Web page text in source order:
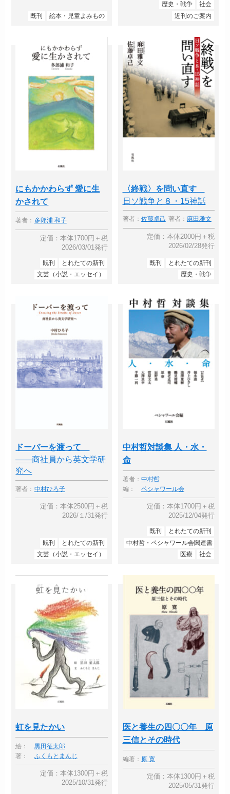
既刊 絵本・児童よみもの
歴史・戦争
社会
近刊のご案内
にもかかわらず 愛に生
かされて
著者： 多郎浦 和子
定価：本体1700円＋税
2026/03/01発行
既刊
とれたての新刊
文芸（小説・エッセイ）
〈終戦〉を問い直す
日ソ戦争と８・15神話
著者： 佐藤卓己 著者： 麻田雅文
定価：本体2000円＋税
2026/02/28発行
既刊
とれたての新刊
歴史・戦争
ドーバーを渡って
――商社員から英文学研
究へ
著者： 中村ひろ子
定価：本体2500円＋税
2026/１/31発行
既刊
とれたての新刊
文芸（小説・エッセイ）
中村哲対談集 人・水・
命
著者： 中村哲
編：
ペシャワール会
定価：本体1700円＋税
2025/12/04発行
既刊
とれたての新刊
中村哲・ペシャワール会関連書
医療
社会
虹を見たかい
絵：
黒田征太郎
著：
ふくもとまんじ
定価：本体1300円＋税
2025/10/31発行
医と養生の四〇〇年 原
三信とその時代
編著： 原 寛
定価：本体1300円＋税
2025/05/31発行